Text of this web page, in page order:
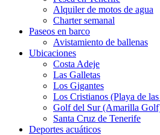
Alquiler de motos de agua
Charter semanal
Paseos en barco
Avistamiento de ballenas
Ubicaciones
Costa Adeje
Las Galletas
Los Gigantes
Los Cristianos (Playa de
Golf del Sur (Amarilla
Santa Cruz de Tenerife
Deportes acuáticos